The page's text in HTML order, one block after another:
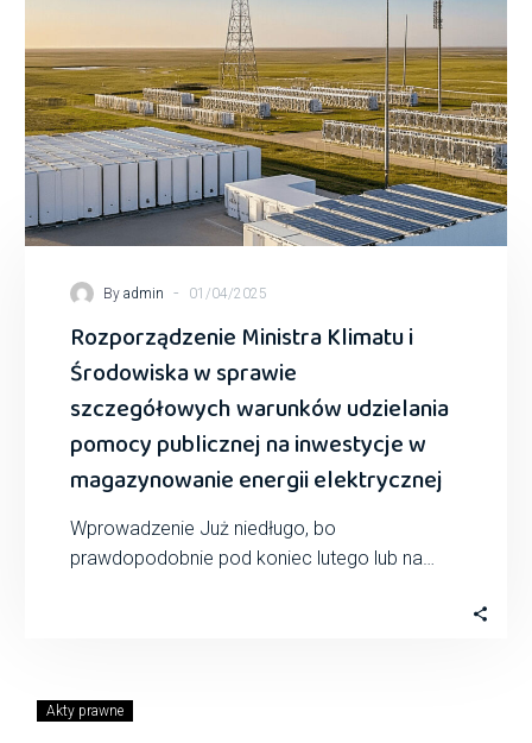
By admin - 01/04/2025
Rozporządzenie Ministra Klimatu i
Środowiska w sprawie
szczegółowych warunków udzielania
pomocy publicznej na inwestycje w
magazynowanie energii elektrycznej
Wprowadzenie Już niedługo, bo
prawdopodobnie pod koniec lutego lub na
Akty prawne